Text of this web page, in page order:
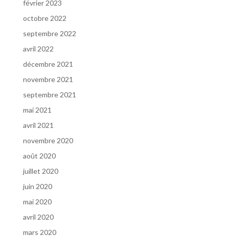
février 2023
octobre 2022
septembre 2022
avril 2022
décembre 2021
novembre 2021
septembre 2021
mai 2021
avril 2021
novembre 2020
août 2020
juillet 2020
juin 2020
mai 2020
avril 2020
mars 2020